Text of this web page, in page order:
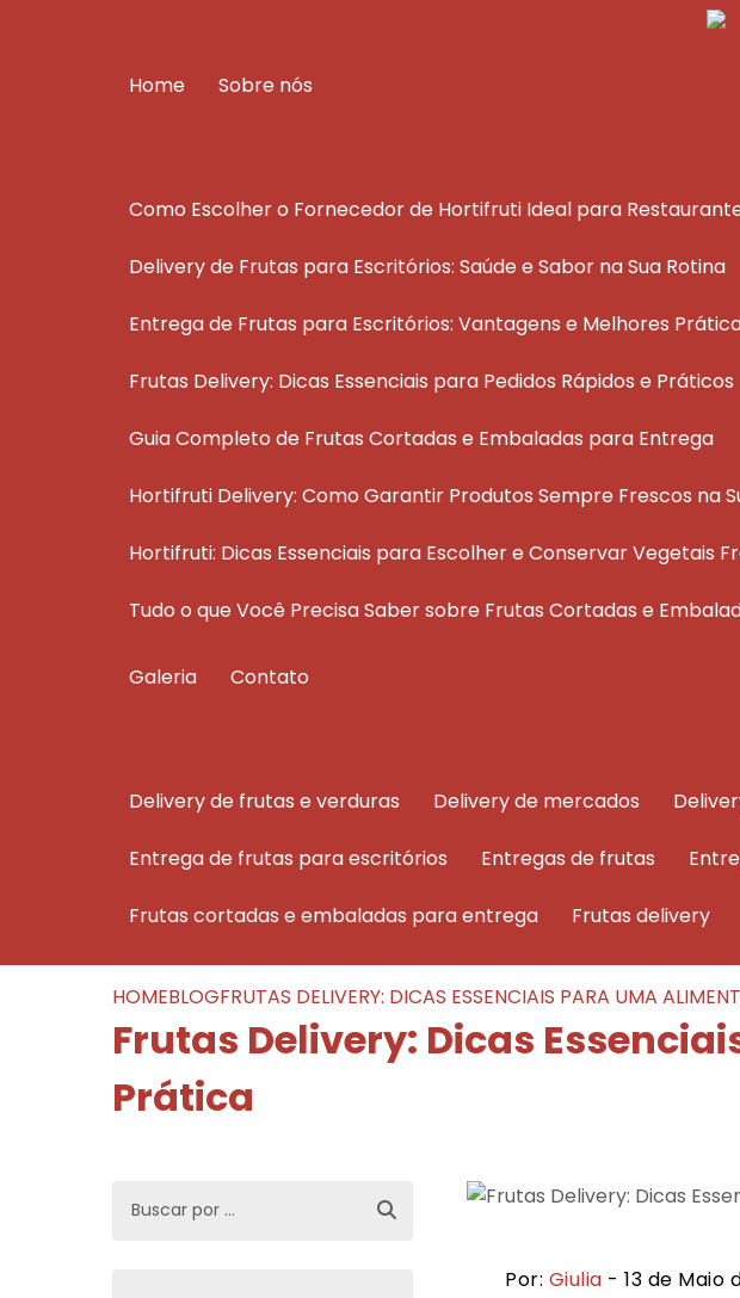
Home Sobre nós
Como Escolher o Fornecedor de Hortifruti Ideal para
Delivery de Frutas para Escritórios: Saúde e Sabor na Sua Rotina
Entrega de Frutas para Escritórios: Vantagens e Melhores
Frutas Delivery: Dicas Essenciais para Pedidos Rápidos e Práticos
Guia Completo de Frutas Cortadas e Embaladas para Entrega
Hortifruti Delivery: Como Garantir Produtos Sempre Frescos na
Hortifruti: Dicas Essenciais para Escolher e Conservar Vegetais
Tudo o que Você Precisa Saber sobre Frutas Cortadas e
Galeria Contato
delivery de frutas e verduras delivery de mercados
entrega de frutas para escritórios entregas de frutas
frutas cortadas e embaladas para entrega frutas delivery
HOMEBLOGFRUTAS DELIVERY: DICAS ESSENCIAIS PARA UMA
Frutas Delivery: Dicas
Prática
Por: Giulia - 13 de Maio